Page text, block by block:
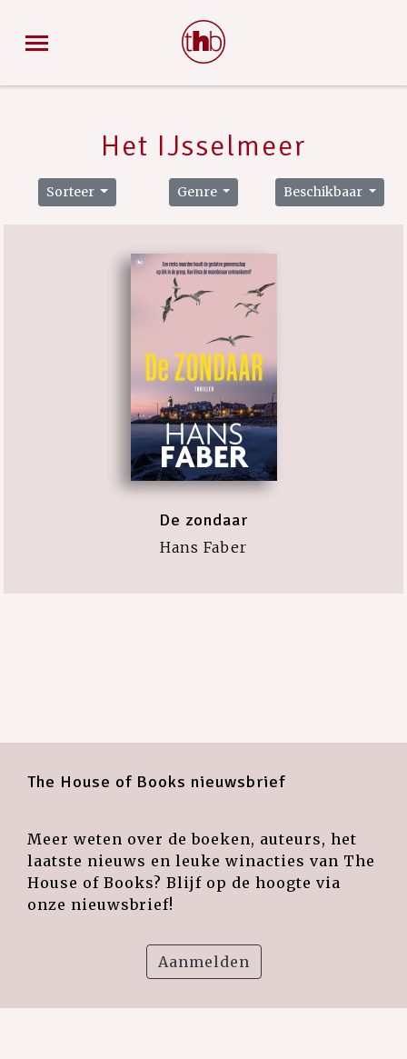
Het IJsselmeer
Sorteer Genre Beschikbaar
De zondaar
Hans Faber
The House of Books nieuwsbrief
Meer weten over de boeken, auteurs, het
laatste nieuws en leuke winacties van The
House of Books? Blijf op de hoogte via
onze nieuwsbrief!
Aanmelden